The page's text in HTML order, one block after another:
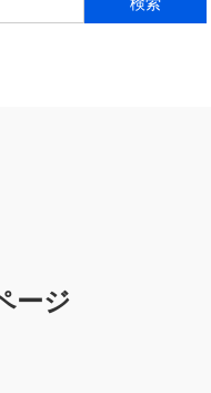
索:
ージ